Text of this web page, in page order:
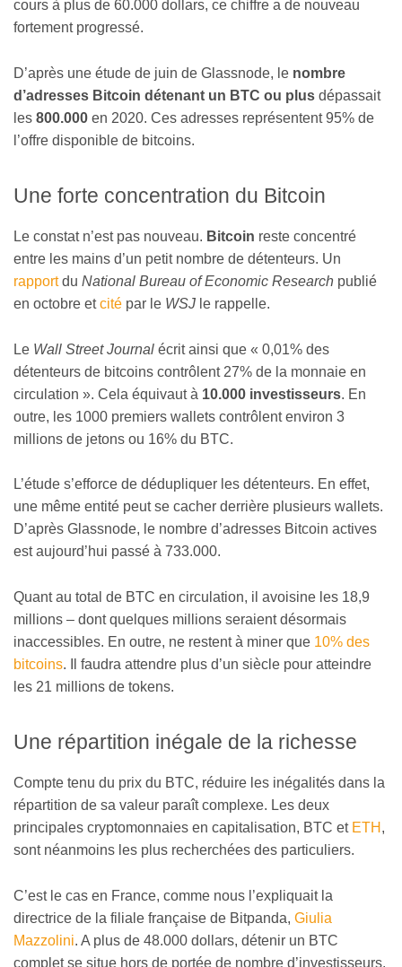
cours à plus de 60.000 dollars, ce chiffre a de nouveau
fortement progressé.
D’après une étude de juin de Glassnode, le nombre
d’adresses Bitcoin détenant un BTC ou plus dépassait
les 800.000 en 2020. Ces adresses représentent 95% de
l’offre disponible de bitcoins.
Une forte concentration du Bitcoin
Le constat n’est pas nouveau. Bitcoin reste concentré
entre les mains d’un petit nombre de détenteurs. Un
rapportdu National Bureau of Economic Research publié
en octobre etcité par le WSJ le rappelle.
Le Wall Street Journal écrit ainsi que « 0,01% des
détenteurs de bitcoins contrôlent 27% de la monnaie en
circulation ». Cela équivaut à 10.000 investisseurs. En
outre, les 1000 premiers wallets contrôlent environ 3
millions de jetons ou 16% du BTC.
L’étude s’efforce de dédupliquer les détenteurs. En effet,
une même entité peut se cacher derrière plusieurs wallets.
D’après Glassnode, le nombre d’adresses Bitcoin actives
est aujourd’hui passé à 733.000.
Quant au total de BTC en circulation, il avoisine les 18,9
millions – dont quelques millions seraient désormais
inaccessibles. En outre, ne restent à miner que 10% des
bitcoins. Il faudra attendre plus d’un siècle pour atteindre
les 21 millions de tokens.
Une répartition inégale de la richesse
Compte tenu du prix du BTC, réduire les inégalités dans la
répartition de sa valeur paraît complexe. Les deux
principales cryptomonnaies en capitalisation, BTC et ETH ,
sont néanmoins les plus recherchées des particuliers.
C’est le cas en France, comme nous l’expliquait la
directrice de la filiale française de Bitpanda, Giulia
Mazzolini. A plus de 48.000 dollars, détenir un BTC
complet se situe hors de portée de nombre d’investisseurs.